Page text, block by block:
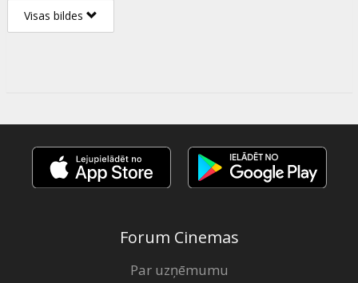
Visas bildes
Forum Cinemas
Par uzņēmumu